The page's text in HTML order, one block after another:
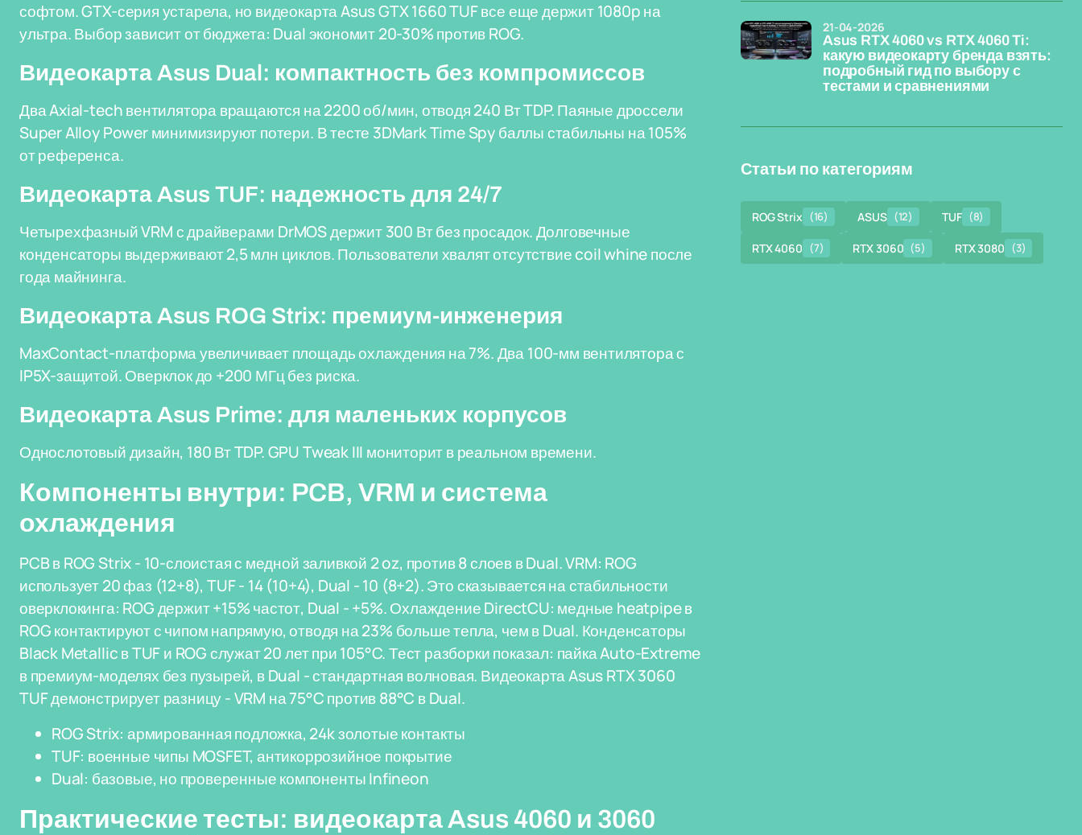
софтом. GTX-серия устарела, но видеокарта Asus GTX 1660 TUF все еще держит 1080p на
ультра. Выбор зависит от бюджета: Dual экономит 20-30% против ROG.
Видеокарта Asus Dual: компактность без компромиссов
Два Axial-tech вентилятора вращаются на 2200 об/мин, отводя 240 Вт TDP. Паяные дроссели
Super Alloy Power минимизируют потери. В тесте 3DMark Time Spy баллы стабильны на 105%
от референса.
Видеокарта Asus TUF: надежность для 24/7
Четырехфазный VRM с драйверами DrMOS держит 300 Вт без просадок. Долговечные
конденсаторы выдерживают 2,5 млн циклов. Пользователи хвалят отсутствие coil whine после
года майнинга.
Видеокарта Asus ROG Strix: премиум-инженерия
MaxContact-платформа увеличивает площадь охлаждения на 7%. Два 100-мм вентилятора с
IP5X-защитой. Оверклок до +200 МГц без риска.
Видеокарта Asus Prime: для маленьких корпусов
Однослотовый дизайн, 180 Вт TDP. GPU Tweak III мониторит в реальном времени.
Компоненты внутри: PCB, VRM и система
охлаждения
PCB в ROG Strix - 10-слоистая с медной заливкой 2 oz, против 8 слоев в Dual. VRM: ROG
использует 20 фаз (12+8), TUF - 14 (10+4), Dual - 10 (8+2). Это сказывается на стабильности
оверклокинга: ROG держит +15% частот, Dual - +5%. Охлаждение DirectCU: медные heatpipe в
ROG контактируют с чипом напрямую, отводя на 23% больше тепла, чем в Dual. Конденсаторы
Black Metallic в TUF и ROG служат 20 лет при 105°C. Тест разборки показал: пайка Auto-Extreme
в премиум-моделях без пузырей, в Dual - стандартная волновая. Видеокарта Asus RTX 3060
TUF демонстрирует разницу - VRM на 75°C против 88°C в Dual.
ROG Strix: армированная подложка, 24k золотые контакты
TUF: военные чипы MOSFET, антикоррозийное покрытие
Dual: базовые, но проверенные компоненты Infineon
Практические тесты: видеокарта Asus 4060 и 3060
Asus RTX 4060 vs RTX 4060 Ti:
какую видеокарту бренда взять:
подробный гид по выбору с
тестами и сравнениями
21-04-2026
Статьи по категориям
ROG Strix (16) ASUS (12) TUF (8)
RTX 4060 (7) RTX 3060 (5) RTX 3080 (3)